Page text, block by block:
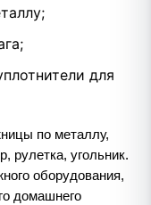
для
по металлу,
рулетка, угольник.
оборудования,
домашнего